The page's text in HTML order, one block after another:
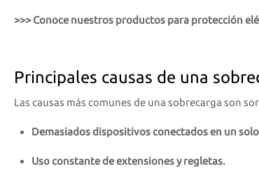
>>> Conoce nuestros productos para protección
Principales causas de una
Las causas más comunes de una sobrecarga son
Demasiados dispositivos conectados en un
Uso constante de extensiones y regletas.